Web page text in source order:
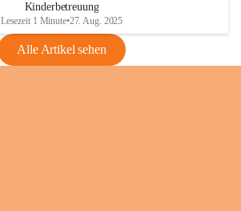
Kinderbetreuung
Lesezeit 1 Minute•27. Aug. 2025
Alle Artikel sehen